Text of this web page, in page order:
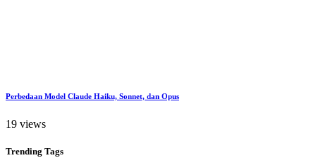
Perbedaan Model Claude Haiku, Sonnet, dan Opus
19 views
Trending Tags